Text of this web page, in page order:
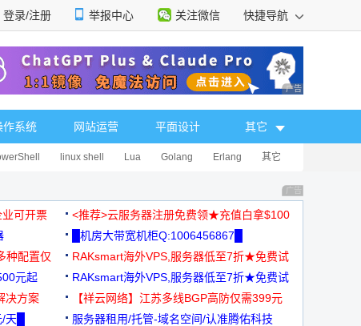
登录/注册 举报中心 关注微信 快捷导航
择 广告 商业广告，理
作系统 网站运营 平面设计 其它
linux shell Lua Golang Erlang 其它
广告 商业广告，理
可开票
<推荐>云服务器注册免费领★充值白拿$100
█机房大带宽机柜Q:1006456867█
种配置仅
RAKsmart海外VPS,服务器低至7折★免费试
用★
元起
RAKsmart海外VPS,服务器低至7折★免费试
用★
决方案
【祥云网络】江苏多线BGP高防仅需399元
█
服务器租用/托管-域名空间/认准腾佑科技